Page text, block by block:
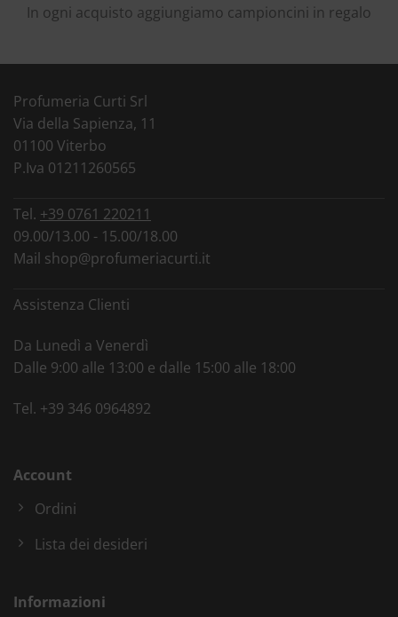
In ogni acquisto aggiungiamo campioncini in regalo
Profumeria Curti Srl
Via della Sapienza, 11
01100 Viterbo
P.Iva 01211260565
Tel. +39 0761 220211
09.00/13.00 - 15.00/18.00
Mail shop@profumeriacurti.it
Assistenza Clienti
Da Lunedì a Venerdì
Dalle 9:00 alle 13:00 e dalle 15:00 alle 18:00
Tel. +39 346 0964892
Account
Ordini
Lista dei desideri
Informazioni